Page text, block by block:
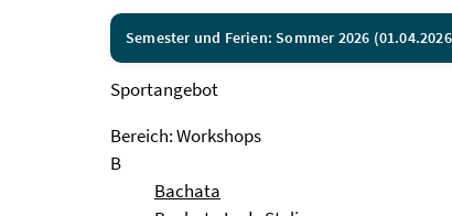
Semester und Ferien: Sommer 2026
Sportangebot
Bereich: Workshops
B
Bachata